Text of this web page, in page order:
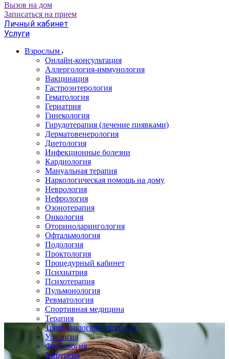
Вызов на дом
Записаться на прием
Личный кабинет
Услуги
Взрослым
Онлайн-консультация
Аллергология-иммунология
Вакцинация
Гастроэнтерология
Гематология
Гериатрия
Гинекология
Гирудотерапия (лечение пиявками)
Дерматовенерология
Диетология
Инфекционные болезни
Кардиология
Мануальная терапия
Наркологическая помощь на дому
Неврология
Нефрология
Озонотерапия
Онкология
Оториноларингология
Офтальмология
Подология
Проктология
Процедурный кабинет
Психиатрия
Психотерапия
Пульмонология
Ревматология
Спортивная медицина
Терапия
Травматология-ортопедия
Урология
Флебология
Хирургия